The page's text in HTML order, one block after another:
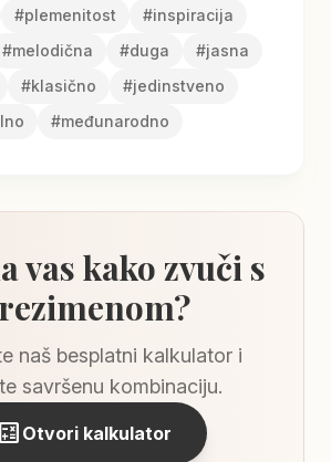
#plemenitost #inspiracija
#melodična #duga #jasna
#klasično #jedinstveno
#međunarodno
vas kako zvuči s
naš besplatni kalkulator i
savršenu kombinaciju.
calculate Otvori kalkulator